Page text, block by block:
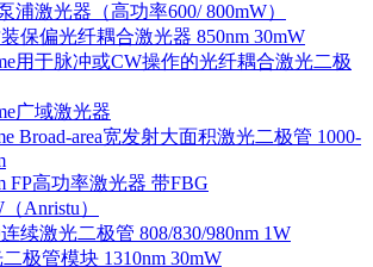
浦激光器（高功率600/ 800mW）
保偏光纤耦合激光器 850nm 30mW
用于脉冲或CW操作的光纤耦合激光二极
广域激光器
Broad-area宽发射大面积激光二极管 1000-
FP高功率激光器 带FBG
Anristu）
续激光二极管 808/830/980nm 1W
极管模块 1310nm 30mW